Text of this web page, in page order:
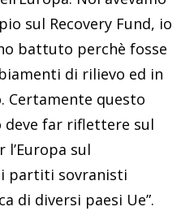
sul Recovery Fund, io
battuto perchè fosse
di rilievo ed in
Certamente questo
deve far riflettere sul
sul
partiti sovranisti
di diversi paesi Ue”.